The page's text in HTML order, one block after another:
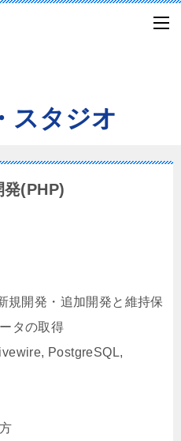
スタジオ
発(PHP)
規開発・追加開発と維持保
タの取得
PostgreSQL,